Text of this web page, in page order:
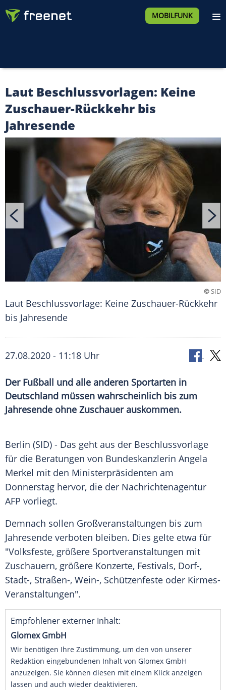
MOBILFUNK
Laut Beschlussvorlagen: Keine
Zuschauer-Rückkehr bis
Jahresende
©SID
Laut Beschlussvorlage: Keine Zuschauer-Rückkehr
bis Jahresende
27.08.2020 - 11:18 Uhr
Der Fußball und alle anderen Sportarten in
Deutschland müssen wahrscheinlich bis zum
Jahresende ohne Zuschauer auskommen.
Berlin (SID) - Das geht aus der Beschlussvorlage
für die Beratungen von Bundeskanzlerin Angela
Merkel mit den Ministerpräsidenten am
Donnerstag hervor, die der Nachrichtenagentur
AFP vorliegt.
Demnach sollen Großveranstaltungen bis zum
Jahresende verboten bleiben. Dies gelte etwa für
"Volksfeste, größere Sportveranstaltungen mit
Zuschauern, größere Konzerte, Festivals, Dorf-,
Stadt-, Straßen-, Wein-, Schützenfeste oder Kirmes-
Veranstaltungen".
Empfohlener externer Inhalt:
Glomex GmbH
Wir benötigen Ihre Zustimmung, um den von unserer
Redaktion eingebundenen Inhalt von Glomex GmbH
anzuzeigen. Sie können diesen mit einem Klick anzeigen
lassen und auch wieder deaktivieren.